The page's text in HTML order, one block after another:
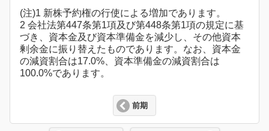
(注)1 新株予約権の行使による増加であります。
2 会社法第447条第1項及び第448条第1項の規定に基
づき、資本金及び資本準備金を減少し、その他資本
剰余金に振り替えたものであります。なお、資本金
の減資割合は17.0%、資本準備金の減資割合は
100.0%であります。
前期